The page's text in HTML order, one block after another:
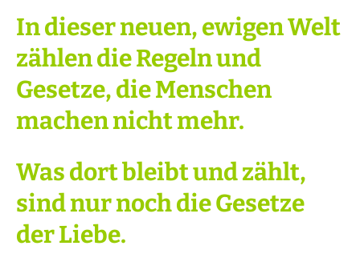
In dieser neuen, ewigen Welt
zählen die Regeln und
Gesetze, die Menschen
machen nicht mehr.
Was dort bleibt und zählt,
sind nur noch die Gesetze
der Liebe.